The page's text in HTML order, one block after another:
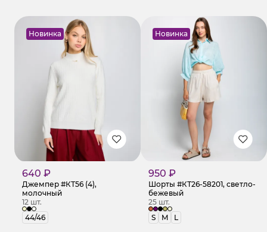
Новинка
640 ₽
Джемпер #КТ56 (4),
молочный
12 шт.
44/46
Новинка
950 ₽
Шорты #КТ26-58201, светло-
бежевый
25 шт.
S
M L